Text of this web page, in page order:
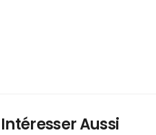
Aussi